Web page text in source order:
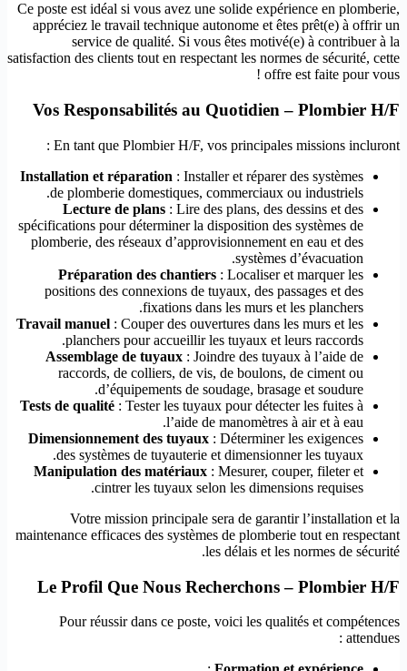
Ce poste est idéal si vous avez une solide expérience en plomberie,
appréciez le travail technique autonome et êtes prêt(e) à offrir un
service de qualité. Si vous êtes motivé(e) à contribuer à la
satisfaction des clients tout en respectant les normes de sécurité, cette
offre est faite pour vous !
Vos Responsabilités au Quotidien – Plombier H/F
En tant que Plombier H/F, vos principales missions incluront :
Installation et réparation : Installer et réparer des systèmes
de plomberie domestiques, commerciaux ou industriels.
Lecture de plans : Lire des plans, des dessins et des
spécifications pour déterminer la disposition des systèmes de
plomberie, des réseaux d’approvisionnement en eau et des
systèmes d’évacuation.
Préparation des chantiers : Localiser et marquer les
positions des connexions de tuyaux, des passages et des
fixations dans les murs et les planchers.
Travail manuel : Couper des ouvertures dans les murs et les
planchers pour accueillir les tuyaux et leurs raccords.
Assemblage de tuyaux : Joindre des tuyaux à l’aide de
raccords, de colliers, de vis, de boulons, de ciment ou
d’équipements de soudage, brasage et soudure.
Tests de qualité : Tester les tuyaux pour détecter les fuites à
l’aide de manomètres à air et à eau.
Dimensionnement des tuyaux : Déterminer les exigences
des systèmes de tuyauterie et dimensionner les tuyaux.
Manipulation des matériaux : Mesurer, couper, fileter et
cintrer les tuyaux selon les dimensions requises.
Votre mission principale sera de garantir l’installation et la
maintenance efficaces des systèmes de plomberie tout en respectant
les délais et les normes de sécurité.
Le Profil Que Nous Recherchons – Plombier H/F
Pour réussir dans ce poste, voici les qualités et compétences
attendues :